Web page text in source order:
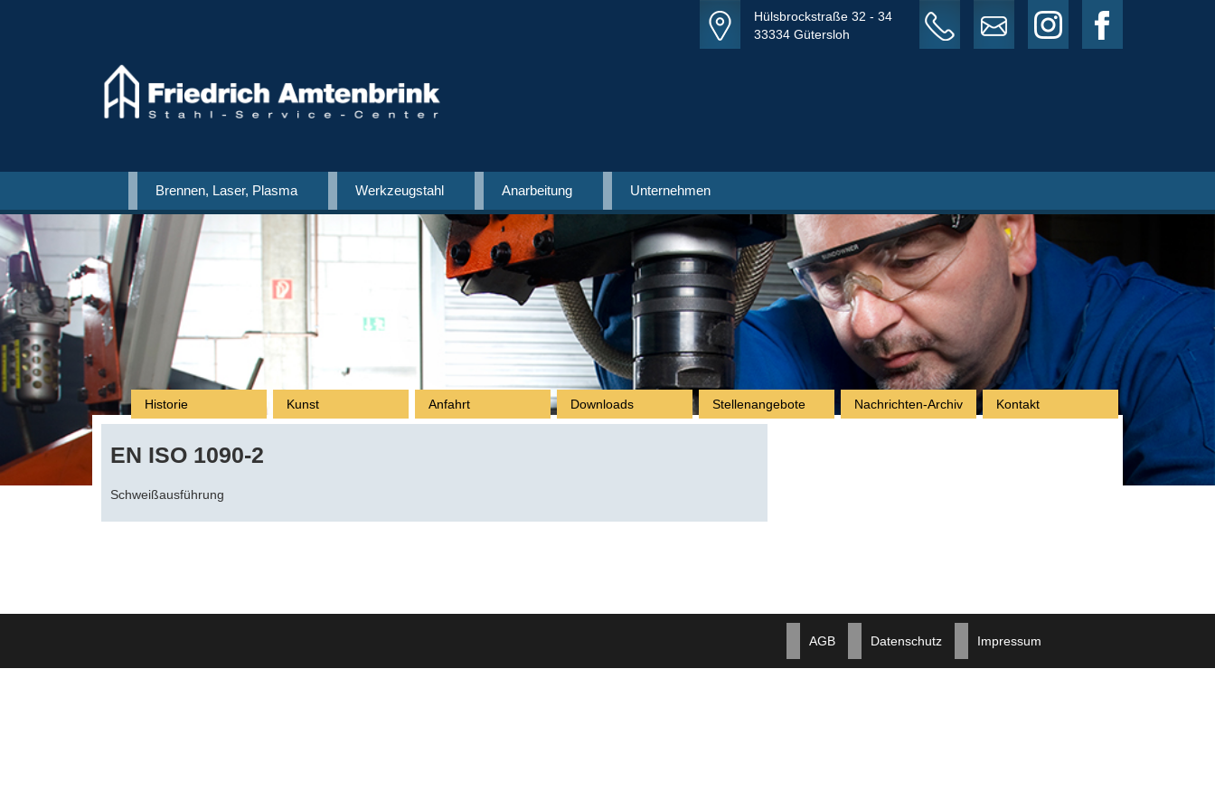
info@amtenbrink.com
05241 3009-0
Hülsbrockstraße 32 - 34
33334 Gütersloh
Brennen, Laser, Plasma Werkzeugstahl Anarbeitung Unternehmen
Historie Kunst Anfahrt Downloads Stellenangebote Nachrichten-Archiv Kontakt
EN ISO 1090-2
Schweißausführung
AGB Datenschutz Impressum